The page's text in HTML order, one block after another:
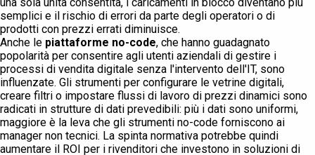
semplici e il rischio di errori da parte degli operatori o di
prodotti con prezzi errati diminuisce.
Anche le piattaforme no-code, che hanno guadagnato
popolarità per consentire agli utenti aziendali di gestire i
processi di vendita digitale senza l'intervento dell'IT, sono
influenzate. Gli strumenti per configurare le vetrine digitali,
creare filtri o impostare flussi di lavoro di prezzi dinamici sono
radicati in strutture di dati prevedibili: più i dati sono uniformi,
maggiore è la leva che gli strumenti no-code forniscono ai
manager non tecnici. La spinta normativa potrebbe quindi
aumentare il ROI per i rivenditori che investono in soluzioni di